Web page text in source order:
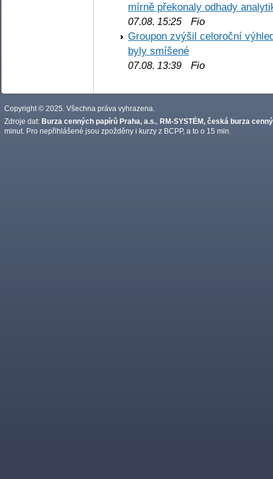
mírně překonaly odhady
07.08. 15:25 Fio
Groupon zvýšil celoroční
byly smíšené
07.08. 13:39 Fio
Copyright © 2025. Všechna práva vyhrazena.
Zdroje dat: Burza cenných papírů Praha, a.s. RM-SYSTÉM, česká burza
minut. Pro nepřihlášené jsou zpožděny i kurzy z BCPP, a to o 15 min.